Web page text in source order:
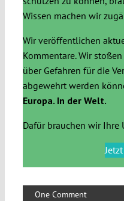
Wissen machen wir
Wir veröffentlichen
Kommentare. Wir
über Gefahren für die
abgewehrt werden
Europa. In der Welt.
Dafür brauchen wir Ihre
One Comment